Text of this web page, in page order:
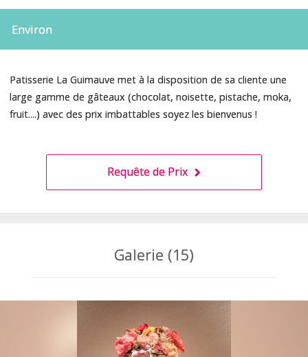
Environ
Patisserie La Guimauve met à la disposition de sa cliente une
large gamme de gâteaux (chocolat, noisette, pistache, moka,
fruit....) avec des prix imbattables soyez les bienvenus !
Requête de Prix
Galerie (15)